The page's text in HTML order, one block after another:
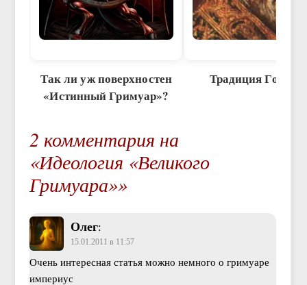
Так ли уж поверхностен
«Истинный Гримуар»?
Традиция
2 комментария на
«Идеология «Великого
Гримуара»»
Олег:
15.01.2011 в 11:57
Очень интересная статья можно немного о гримуаре
империус